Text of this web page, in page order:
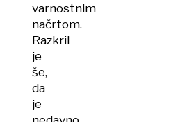
varnostnim
načrtom.
Razkril
je
še,
da
je